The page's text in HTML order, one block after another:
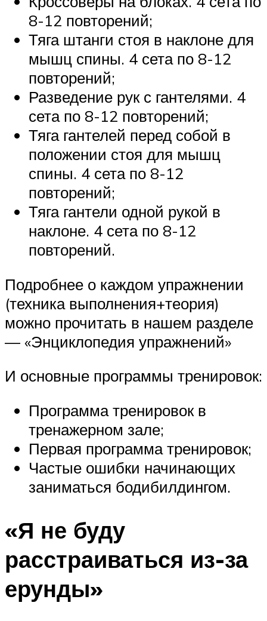
8-12 повторений;
Тяга штанги стоя в наклоне для
мышц спины. 4 сета по 8-12
повторений;
Разведение рук с гантелями. 4
сета по 8-12 повторений;
Тяга гантелей перед собой в
положении стоя для мышц
спины. 4 сета по 8-12
повторений;
Тяга гантели одной рукой в
наклоне. 4 сета по 8-12
повторений.
Подробнее о каждом упражнении
(техника выполнения+теория)
можно прочитать в нашем разделе
— «Энциклопедия упражнений»
И основные программы тренировок:
Программа тренировок в
тренажерном зале;
Первая программа тренировок;
Частые ошибки начинающих
заниматься бодибилдингом.
«Я не буду
расстраиваться из-за
ерунды»